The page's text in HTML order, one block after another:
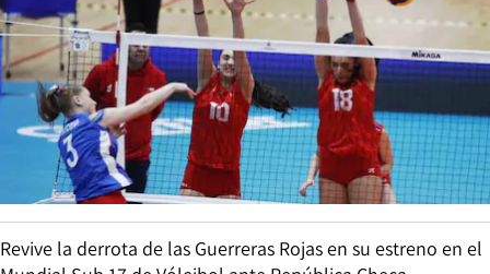
Revive la derrota de las Guerreras Rojas en su estreno en el